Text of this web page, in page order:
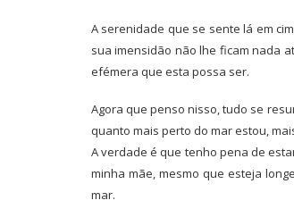
A serenidade que se sente lá em
sua imensidão não lhe ficam nada
efémera que esta possa ser.
Agora que penso nisso, tudo se
quanto mais perto do mar estou,
A verdade é que tenho pena de
minha mãe, mesmo que esteja
mar.